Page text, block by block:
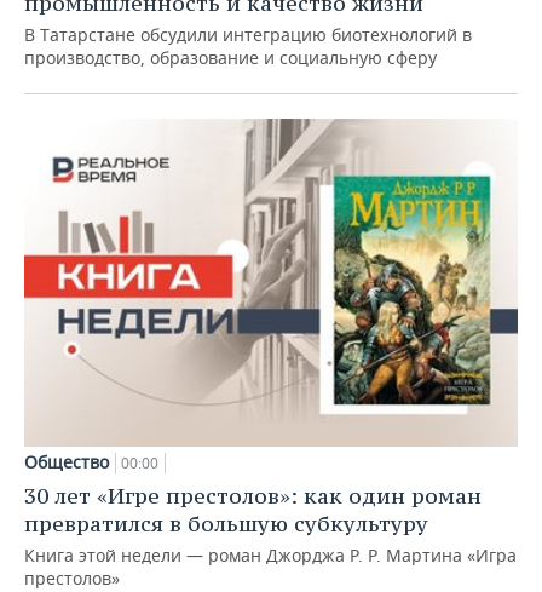
В Татарстане обсудили интеграцию биотехнологий в
производство, образование и социальную сферу
Общество 00:00
30 лет «Игре престолов»: как один роман
превратился в большую субкультуру
Книга этой недели — роман Джорджа Р. Р. Мартина «Игра
престолов»